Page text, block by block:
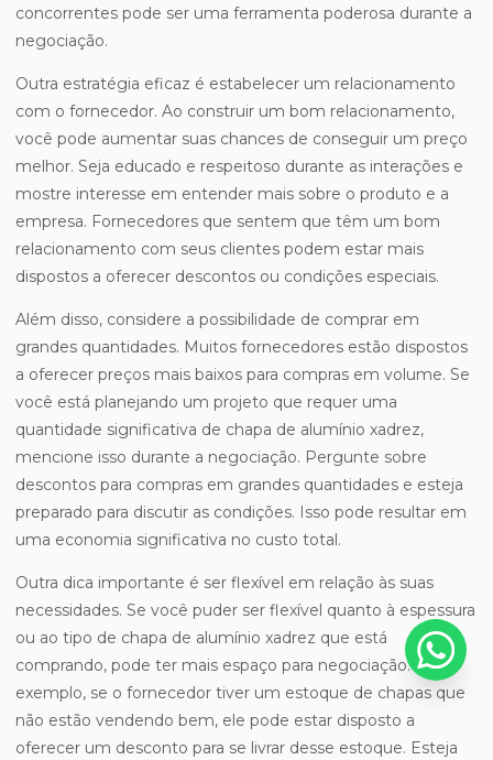
concorrentes pode ser uma ferramenta poderosa durante a
negociação.
Outra estratégia eficaz é estabelecer um relacionamento
com o fornecedor. Ao construir um bom relacionamento,
você pode aumentar suas chances de conseguir um preço
melhor. Seja educado e respeitoso durante as interações e
mostre interesse em entender mais sobre o produto e a
empresa. Fornecedores que sentem que têm um bom
relacionamento com seus clientes podem estar mais
dispostos a oferecer descontos ou condições especiais.
Além disso, considere a possibilidade de comprar em
grandes quantidades. Muitos fornecedores estão dispostos
a oferecer preços mais baixos para compras em volume. Se
você está planejando um projeto que requer uma
quantidade significativa de chapa de alumínio xadrez,
mencione isso durante a negociação. Pergunte sobre
descontos para compras em grandes quantidades e esteja
preparado para discutir as condições. Isso pode resultar em
uma economia significativa no custo total.
Outra dica importante é ser flexível em relação às suas
necessidades. Se você puder ser flexível quanto à espessura
ou ao tipo de chapa de alumínio xadrez que está
comprando, pode ter mais espaço para negociação. Por
exemplo, se o fornecedor tiver um estoque de chapas que
não estão vendendo bem, ele pode estar disposto a
oferecer um desconto para se livrar desse estoque. Esteja